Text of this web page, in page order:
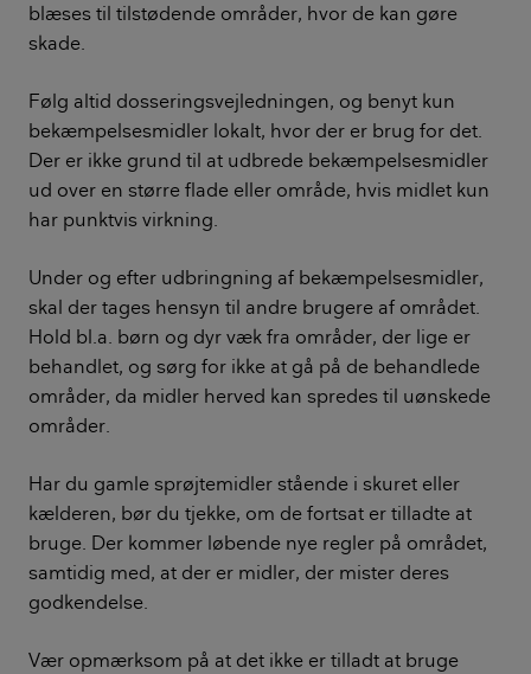
blæses til tilstødende områder, hvor de kan gøre
skade.
Følg altid dosseringsvejledningen, og benyt kun
bekæmpelsesmidler lokalt, hvor der er brug for det.
Der er ikke grund til at udbrede bekæmpelsesmidler
ud over en større flade eller område, hvis midlet kun
har punktvis virkning.
Under og efter udbringning af bekæmpelsesmidler,
skal der tages hensyn til andre brugere af området.
Hold bl.a. børn og dyr væk fra områder, der lige er
behandlet, og sørg for ikke at gå på de behandlede
områder, da midler herved kan spredes til uønskede
områder.
Har du gamle sprøjtemidler stående i skuret eller
kælderen, bør du tjekke, om de fortsat er tilladte at
bruge. Der kommer løbende nye regler på området,
samtidig med, at der er midler, der mister deres
godkendelse.
Vær opmærksom på at det ikke er tilladt at bruge